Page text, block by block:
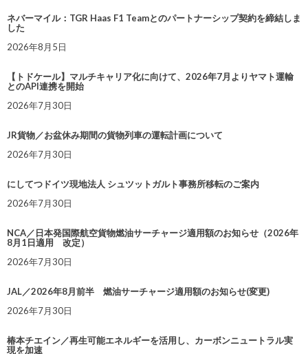
ネバーマイル：TGR Haas F1 Teamとのパートナーシップ契約を締結しま
した
2026年8月5日
【トドケール】マルチキャリア化に向けて、2026年7月よりヤマト運輸
とのAPI連携を開始
2026年7月30日
JR貨物／お盆休み期間の貨物列車の運転計画について
2026年7月30日
にしてつドイツ現地法人 シュツットガルト事務所移転のご案内
2026年7月30日
NCA／日本発国際航空貨物燃油サーチャージ適用額のお知らせ（2026年
8月1日適用 改定）
2026年7月30日
JAL／2026年8月前半 燃油サーチャージ適用額のお知らせ(変更)
2026年7月30日
椿本チエイン／再生可能エネルギーを活用し、カーボンニュートラル実
現を加速